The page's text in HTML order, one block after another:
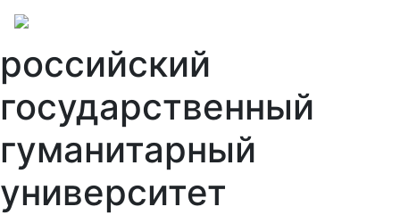
российский
государственный
гуманитарный
университет